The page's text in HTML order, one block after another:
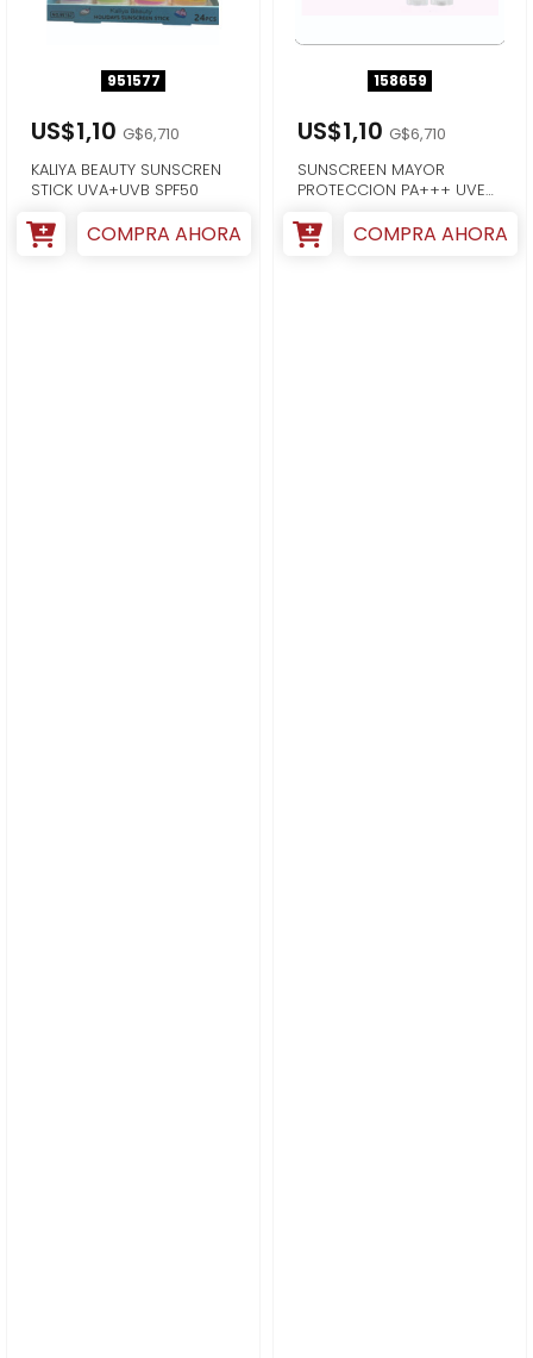
951577
US$1,10 G$6,710
KALIYA BEAUTY SUNSCREN
STICK UVA+UVB SPF50
COMPRA AHORA
158659
US$1,10 G$6,710
SUNSCREEN MAYOR
PROTECCION PA+++ UVE
COMPRA AHORA